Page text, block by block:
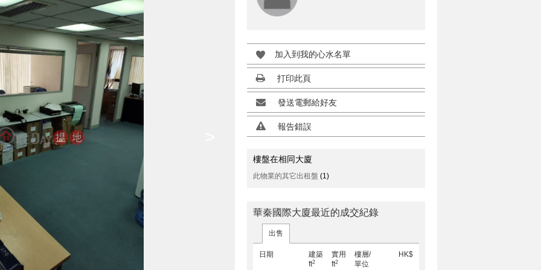
加入到我的心水名單
打印此頁
發送電郵給好友
報告錯誤
樓盤在相同大廈
此物業的其它出租盤 (1)
華秦國際大廈最近的成交紀錄
出售
日期
建築
ft2
實用
ft2
樓層/
單位
HK$